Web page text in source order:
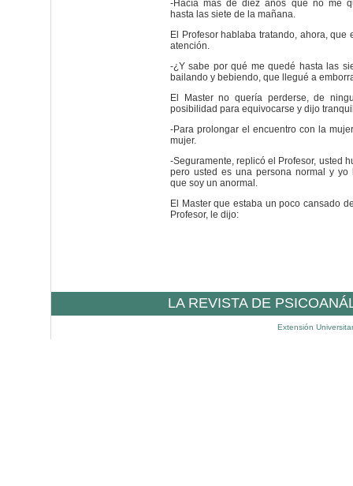
-Hacía más de diez años que no me
hasta las siete de la mañana.
El Profesor hablaba tratando, ahora, que
atención.
-¿Y sabe por qué me quedé hasta las
bailando y bebiendo, que llegué a
El Master no quería perderse, de
posibilidad para equivocarse y dijo
-Para prolongar el encuentro con la
mujer.
-Seguramente, replicó el Profesor, usted
pero usted es una persona normal y yo
que soy un anormal.
El Master que estaba un poco cansado
Profesor, le dijo:
LA REVISTA DE
Extensión